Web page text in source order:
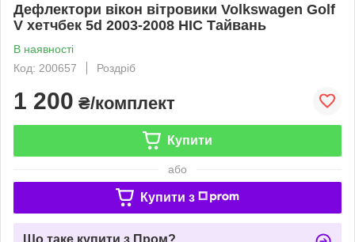
Дефлектори вікон вітровики Volkswagen Golf
V хетчбек 5d 2003-2008 HIC Тайвань
В наявності
Код: 200657
Роздріб
1 200 ₴/комплект
Купити
або
Купити з
Що таке купити з Пром?